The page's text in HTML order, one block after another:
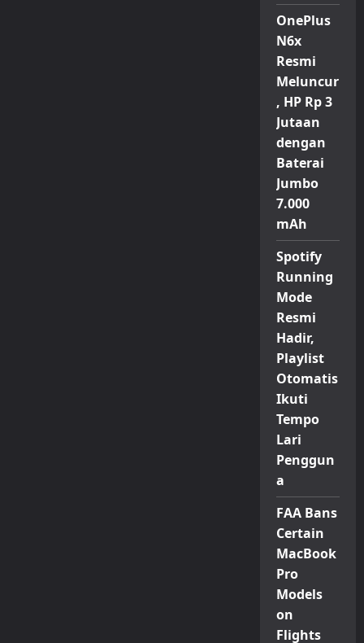
OnePlus
N6x
Resmi
Meluncur
, HP Rp 3
Jutaan
dengan
Baterai
Jumbo
7.000
mAh
Spotify
Running
Mode
Resmi
Hadir,
Playlist
Otomatis
Ikuti
Tempo
Lari
Penggun
a
FAA Bans
Certain
MacBook
Pro
Models
on
Flights